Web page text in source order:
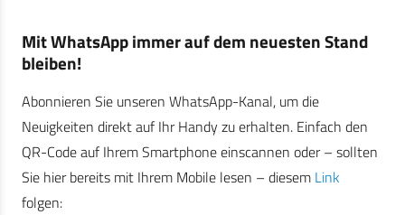
Mit WhatsApp immer auf dem neuesten Stand
bleiben!
Abonnieren Sie unseren WhatsApp-Kanal, um die
Neuigkeiten direkt auf Ihr Handy zu erhalten. Einfach den
QR-Code auf Ihrem Smartphone einscannen oder – sollten
Sie hier bereits mit Ihrem Mobile lesen – diesem Link
folgen: